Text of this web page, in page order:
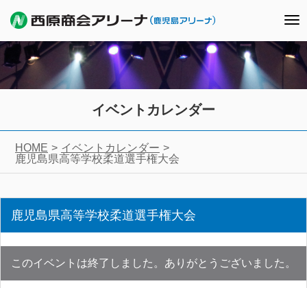
イベントカレンダー
HOME
イベントカレンダー
鹿児島県高等学校柔道選手権大会
鹿児島県高等学校柔道選手権大会
このイベントは終了しました。ありがとうございました。